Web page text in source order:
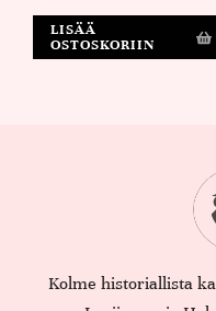
LISÄÄ
OSTOSKORIIN
Kolme historiallista